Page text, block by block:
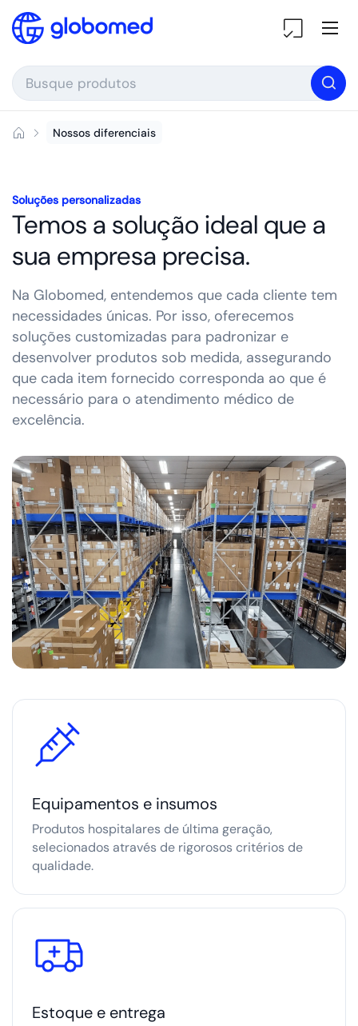
Ir para o conteúdo
Nossos diferenciais
Soluções personalizadas
Temos a solução ideal que a
sua empresa precisa.
Na Globomed, entendemos que cada cliente tem
necessidades únicas. Por isso, oferecemos
soluções customizadas para padronizar e
desenvolver produtos sob medida, assegurando
que cada item fornecido corresponda ao que é
necessário para o atendimento médico de
excelência.
Equipamentos e insumos
Produtos hospitalares de última geração,
selecionados através de rigorosos critérios de
qualidade.
Estoque e entrega